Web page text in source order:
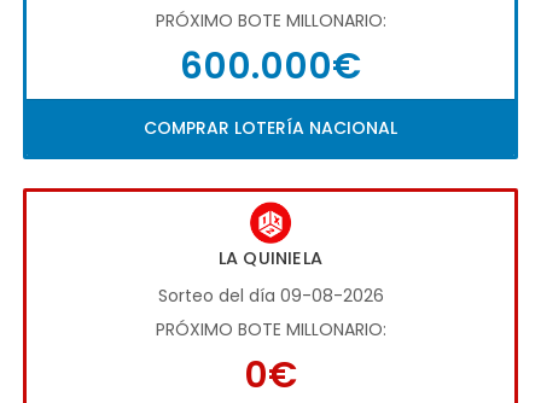
PRÓXIMO BOTE MILLONARIO:
600.000€
COMPRAR LOTERÍA NACIONAL
LA QUINIELA
Sorteo del día 09-08-2026
PRÓXIMO BOTE MILLONARIO:
0€